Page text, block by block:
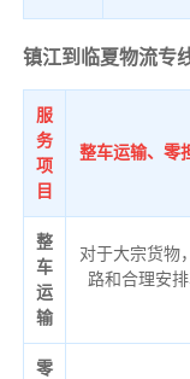
镇江到临夏物流专
服
务
项
目
整车运输、零
整
车
运
输
对于大宗货物
路和合理安
零